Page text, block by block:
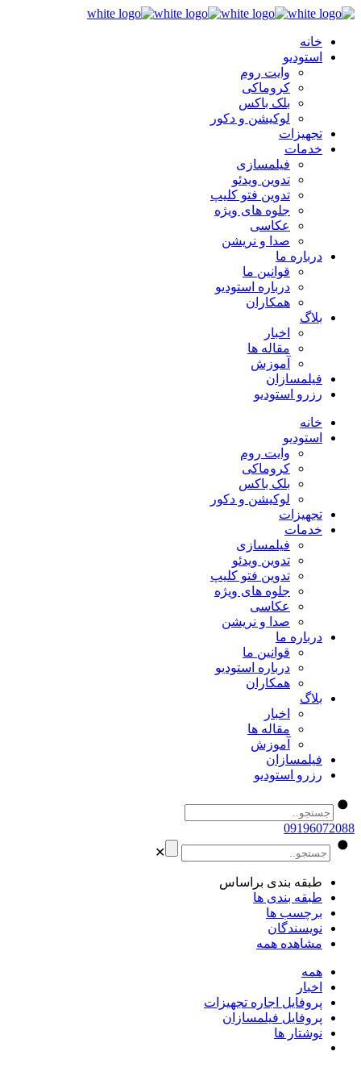
خانه
استودیو
وایت روم
کروماکی
بلک باکس
لوکیشن و دکور
تجهیزات
خدمات
فیلمسازی
تدوین ویدئو
تدوین فتو کلیپ
جلوه های ویژه
عکاسی
صدا و نریشن
درباره ما
قوانین ما
درباره استودیو
همکاران
بلاگ
اخبار
مقاله ها
آموزش
فیلمسازان
رزرو استودیو
خانه
استودیو
وایت روم
کروماکی
بلک باکس
لوکیشن و دکور
تجهیزات
خدمات
فیلمسازی
تدوین ویدئو
تدوین فتو کلیپ
جلوه های ویژه
عکاسی
صدا و نریشن
درباره ما
قوانین ما
درباره استودیو
همکاران
بلاگ
اخبار
مقاله ها
آموزش
فیلمسازان
رزرو استودیو
09196072088
✕
طبقه بندی براساس
طبقه بندی ها
برچسب ها
نویسندگان
مشاهده همه
همه
اخبار
پروفایل اجاره تجهیزات
پروفایل فیلمسازان
نوشتار ها